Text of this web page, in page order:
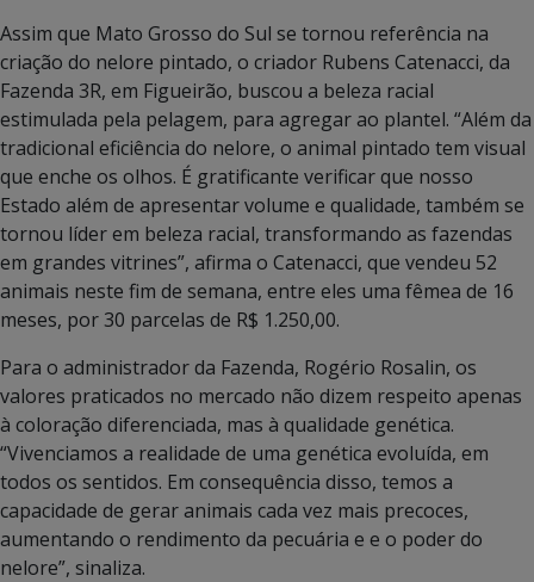
Assim que Mato Grosso do Sul se tornou referência na
criação do nelore pintado, o criador Rubens Catenacci, da
Fazenda 3R, em Figueirão, buscou a beleza racial
estimulada pela pelagem, para agregar ao plantel. “Além da
tradicional eficiência do nelore, o animal pintado tem visual
que enche os olhos. É gratificante verificar que nosso
Estado além de apresentar volume e qualidade, também se
tornou líder em beleza racial, transformando as fazendas
em grandes vitrines”, afirma o Catenacci, que vendeu 52
animais neste fim de semana, entre eles uma fêmea de 16
meses, por 30 parcelas de R$ 1.250,00.
Para o administrador da Fazenda, Rogério Rosalin, os
valores praticados no mercado não dizem respeito apenas
à coloração diferenciada, mas à qualidade genética.
“Vivenciamos a realidade de uma genética evoluída, em
todos os sentidos. Em consequência disso, temos a
capacidade de gerar animais cada vez mais precoces,
aumentando o rendimento da pecuária e e o poder do
nelore”, sinaliza.